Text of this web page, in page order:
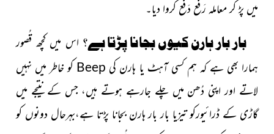
میں پڑ کر معاملہ رَفع دَفع کروا دیا۔
بار بار ہارن کیوں بجانا پڑتا ہے؟ اس میں کچھ قُصور
ہمارا بھی ہے کہ ہم کسی آہٹ یا ہارن کی Beep کو خاطر میں نہیں
لاتے اور اپنی دُھن میں چلے جارہے ہوتے ہیں، جس کے نتیجے میں
گاڑی کے ڈرائیورکو تیزیا بار بار ہارن بجانا پڑتا ہے،بہرحال دونوں کو